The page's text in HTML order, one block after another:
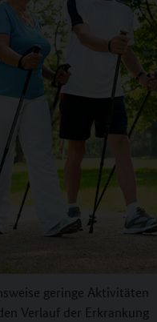
geringe Aktivitäten
Verlauf der Erkrankung